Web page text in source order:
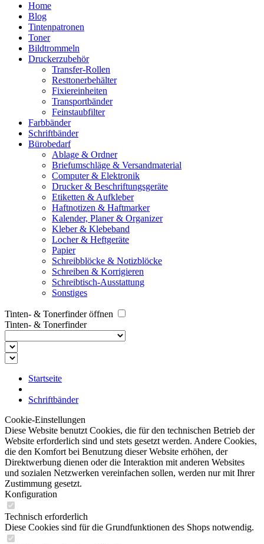
Home
Blog
Tintenpatronen
Toner
Bildtrommeln
Druckerzubehör
Transfer-Rollen
Resttonerbehälter
Fixiereinheiten
Transportbänder
Feinstaubfilter
Farbbänder
Schriftbänder
Bürobedarf
Ablage & Ordner
Briefumschläge & Versandmaterial
Computer & Elektronik
Drucker & Beschriftungsgeräte
Etiketten & Aufkleber
Haftnotizen & Haftmarker
Kalender, Planer & Organizer
Kleber & Klebeband
Locher & Heftgeräte
Papier
Schreibblöcke & Notizblöcke
Schreiben & Korrigieren
Schreibtisch-Ausstattung
Sonstiges
Tinten- & Tonerfinder öffnen
Tinten- & Tonerfinder
Startseite
Schriftbänder
Cookie-Einstellungen
Diese Website benutzt Cookies, die für den technischen Betrieb der
Website erforderlich sind und stets gesetzt werden. Andere Cookies,
die den Komfort bei Benutzung dieser Website erhöhen, der
Direktwerbung dienen oder die Interaktion mit anderen Websites
und sozialen Netzwerken vereinfachen sollen, werden nur mit Ihrer
Zustimmung gesetzt.
Konfiguration
Technisch erforderlich
Diese Cookies sind für die Grundfunktionen des Shops notwendig.